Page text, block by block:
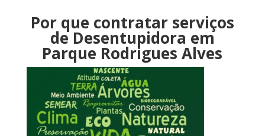
Por que contratar serviços
de Desentupidora em
Parque Rodrigues Alves